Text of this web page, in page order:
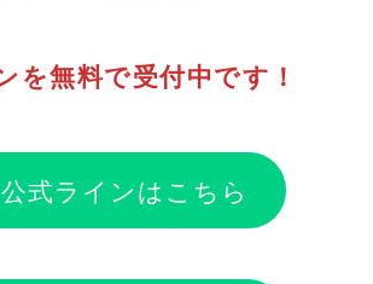
を無料で受付中です！
式ラインはこちら